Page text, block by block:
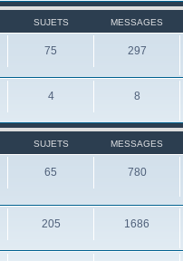
SUJETS MESSAGES
75 297
4 8
SUJETS MESSAGES
65 780
205 1686